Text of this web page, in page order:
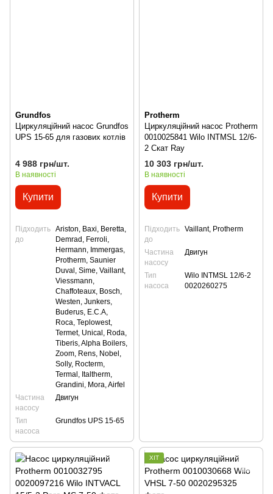
Grundfos
Циркуляційний насос Grundfos
UPS 15-65 для газових котлів
4 988 грн/шт.
В наявності
Купити
Підходить
до
Ariston, Baxi, Beretta,
Demrad, Ferroli,
Hermann, Immergas,
Protherm, Saunier
Duval, Sime, Vaillant,
Viessmann,
Сhaffoteaux, Bosch,
Westen, Junkers,
Buderus, E.C.A,
Roca, Teplowest,
Termet, Unical, Roda,
Tiberis, Alpha Boilers,
Zoom, Rens, Nobel,
Solly, Rocterm,
Termal, Italtherm,
Grandini, Mora, Airfel
Частина
насосу
Двигун
Тип
насоса
Grundfos UPS 15-65
Protherm
Циркуляційний насос Protherm
0010025841 Wilo INTMSL 12/6-
2 Скат Ray
10 303 грн/шт.
В наявності
Купити
Підходить
до
Vaillant, Protherm
Частина
насосу
Двигун
Тип
насоса
Wilo INTMSL 12/6-2
0020260275
ХІТ